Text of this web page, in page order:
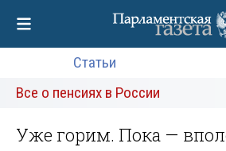
Статьи
Все о пенсиях в России
Уже горим. Пока —